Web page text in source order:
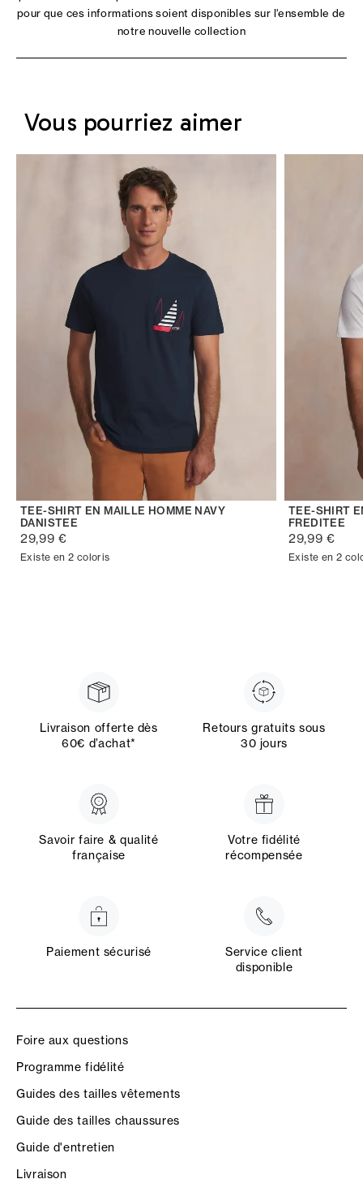
pour que ces informations soient disponibles sur l'ensemble de
notre nouvelle collection
Vous pourriez aimer
TEE-SHIRT EN MAILLE HOMME NAVY
DANISTEE
29,99 €
Existe en 2 coloris
TEE-SHIRT
FREDITEE
29,99 €
Existe en 2
Livraison offerte dès
60€ d’achat*
Retours gratuits sous
30 jours
Savoir faire & qualité
française
Votre fidélité
récompensée
Paiement sécurisé
Service client
disponible
Foire aux questions
Programme fidélité
Guides des tailles vêtements
Guide des tailles chaussures
Guide d'entretien
Livraison